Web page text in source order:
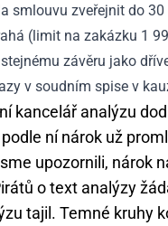
smlouvu zveřejnit do
(limit na zakázku 1
závěru jako
v soudním spise v
kancelář analýzu
ní nárok už
upozornili, nárok
o text analýzy
tajil. Temné